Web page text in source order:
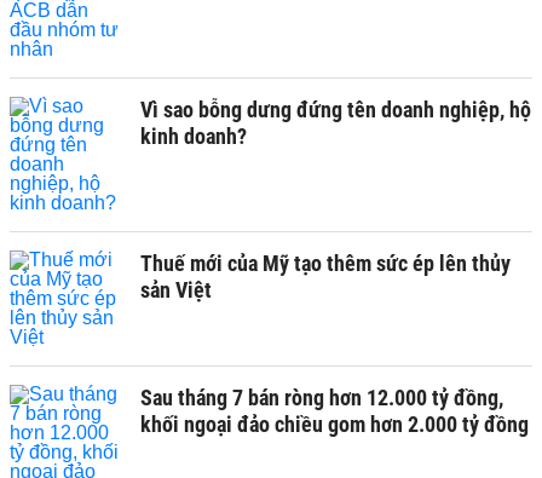
Vì sao bỗng dưng đứng tên doanh nghiệp, hộ
kinh doanh?
Thuế mới của Mỹ tạo thêm sức ép lên thủy
sản Việt
Sau tháng 7 bán ròng hơn 12.000 tỷ đồng,
khối ngoại đảo chiều gom hơn 2.000 tỷ đồng